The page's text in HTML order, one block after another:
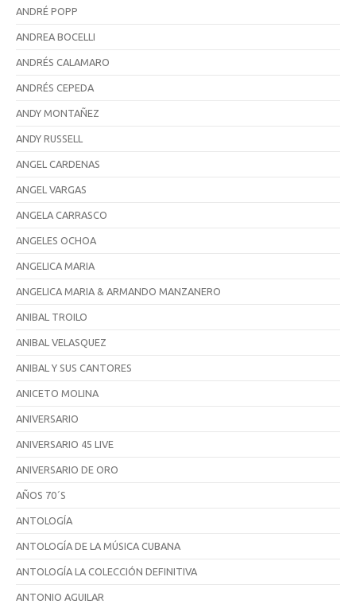
ANDRÉ POPP
ANDREA BOCELLI
ANDRÉS CALAMARO
ANDRÉS CEPEDA
ANDY MONTAÑEZ
ANDY RUSSELL
ANGEL CARDENAS
ANGEL VARGAS
ANGELA CARRASCO
ANGELES OCHOA
ANGELICA MARIA
ANGELICA MARIA & ARMANDO MANZANERO
ANIBAL TROILO
ANIBAL VELASQUEZ
ANIBAL Y SUS CANTORES
ANICETO MOLINA
ANIVERSARIO
ANIVERSARIO 45 LIVE
ANIVERSARIO DE ORO
AÑOS 70´S
ANTOLOGÍA
ANTOLOGÍA DE LA MÚSICA CUBANA
ANTOLOGÍA LA COLECCIÓN DEFINITIVA
ANTONIO AGUILAR